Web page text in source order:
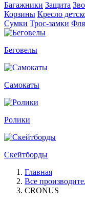
Багажники Защита
Корзины Кресло
Сумки Трос-замки
Беговелы
Самокаты
Ролики
Скейтборды
Главная
Все
CRONUS